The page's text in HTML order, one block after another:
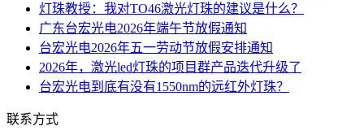
灯珠教授：我对TO46激光灯珠的建议是什么？
广东台宏光电2026年端午节放假通知
台宏光电2026年五一劳动节放假安排通知
2026年，激光led灯珠的项目群产品迭代升级了
台宏光电到底有没有1550nm的远红外灯珠？
联系方式